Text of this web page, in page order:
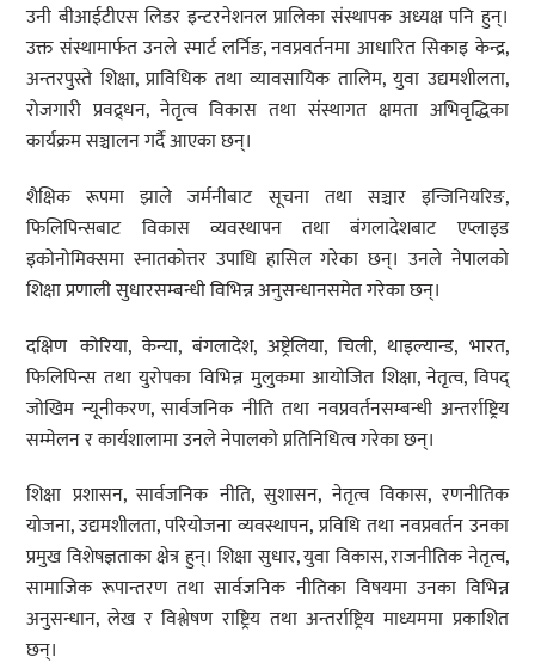
उनी बीआईटीएस लिडर इन्टरनेशनल प्रालिका संस्थापक अध्यक्ष पनि हुन्।
उक्त संस्थामार्फत उनले स्मार्ट लर्निङ, नवप्रवर्तनमा आधारित सिकाइ केन्द्र,
अन्तरपुस्ते शिक्षा, प्राविधिक तथा व्यावसायिक तालिम, युवा उद्यमशीलता,
रोजगारी प्रवद्र्धन, नेतृत्व विकास तथा संस्थागत क्षमता अभिवृद्धिका
कार्यक्रम सञ्चालन गर्दै आएका छन्।
शैक्षिक रूपमा झाले जर्मनीबाट सूचना तथा सञ्चार इन्जिनियरिङ,
फिलिपिन्सबाट विकास व्यवस्थापन तथा बंगलादेशबाट एप्लाइड
इकोनोमिक्समा स्नातकोत्तर उपाधि हासिल गरेका छन्। उनले नेपालको
शिक्षा प्रणाली सुधारसम्बन्धी विभिन्न अनुसन्धानसमेत गरेका छन्।
दक्षिण कोरिया, केन्या, बंगलादेश, अष्ट्रेलिया, चिली, थाइल्यान्ड, भारत,
फिलिपिन्स तथा युरोपका विभिन्न मुलुकमा आयोजित शिक्षा, नेतृत्व, विपद्
जोखिम न्यूनीकरण, सार्वजनिक नीति तथा नवप्रवर्तनसम्बन्धी अन्तर्राष्ट्रिय
सम्मेलन र कार्यशालामा उनले नेपालको प्रतिनिधित्व गरेका छन्।
शिक्षा प्रशासन, सार्वजनिक नीति, सुशासन, नेतृत्व विकास, रणनीतिक
योजना, उद्यमशीलता, परियोजना व्यवस्थापन, प्रविधि तथा नवप्रवर्तन उनका
प्रमुख विशेषज्ञताका क्षेत्र हुन्। शिक्षा सुधार, युवा विकास, राजनीतिक नेतृत्व,
सामाजिक रूपान्तरण तथा सार्वजनिक नीतिका विषयमा उनका विभिन्न
अनुसन्धान, लेख र विश्लेषण राष्ट्रिय तथा अन्तर्राष्ट्रिय माध्यममा प्रकाशित
छन्।